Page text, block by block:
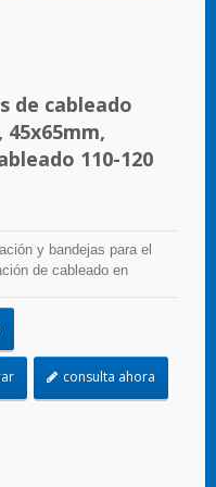
de cableado
45x65mm,
110-120
y bandejas para el
de cableado en
materiales, tamaños
a cualquier aplicación.
gama de accesorios
fácil instalación.
consulta ahora